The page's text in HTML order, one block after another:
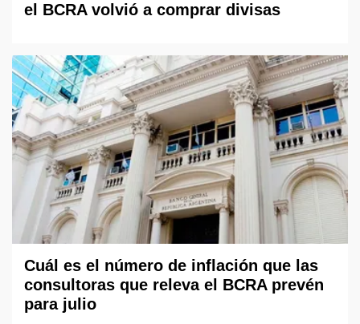
el BCRA volvió a comprar divisas
Cuál es el número de inflación que las
consultoras que releva el BCRA prevén
para julio